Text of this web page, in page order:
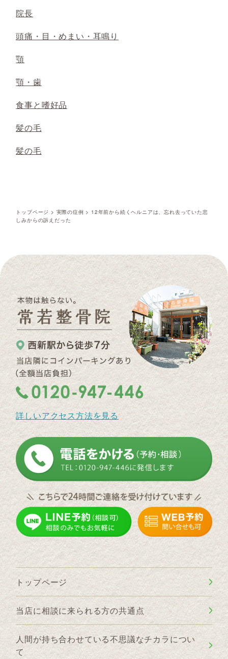
院長
頭痛・目・めまい・耳鳴り
顎
顎・歯
食事と嗜好品
髪の毛
髪の毛
トップページ > 実際の症例 > 12年前から続くヘルニアは、忘れ去っていた悲
しみからの訴えだった
詳しいアクセス方法を見る
トップページ
当店に相談に来られる方の共通点
人間が持ち合わせている不思議なチカラについ
て